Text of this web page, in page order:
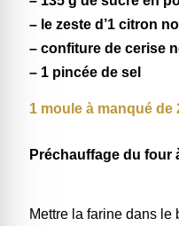
– le zeste d’1 citron
– confiture de cerise
– 1 pincée de sel
1 moule à manqué
Préchauffage du four
Mettre la farine dans le